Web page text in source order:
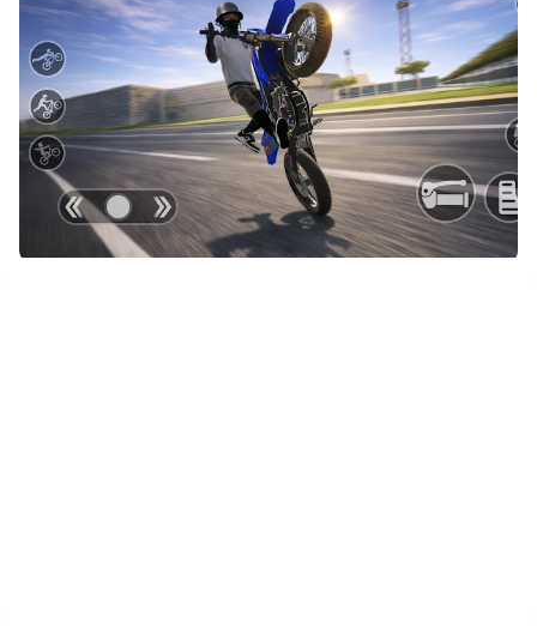
下載Wheelie Life: Moto Stunt並在PC上運行。享受PC
端的大螢幕和高畫質畫質吧!
Master the art of the wheelie in 𝗪𝗵𝗲𝗲𝗹𝗶𝗲 𝗟𝗶𝗳𝗲:
𝗠𝗼𝘁𝗼 𝗦𝘁𝘂𝗻𝘁! 🏍️
Become an elite rider and show off your moto
skills in the most satisfying bike balance game.
Your wheelie goal is simple: keep the front bike